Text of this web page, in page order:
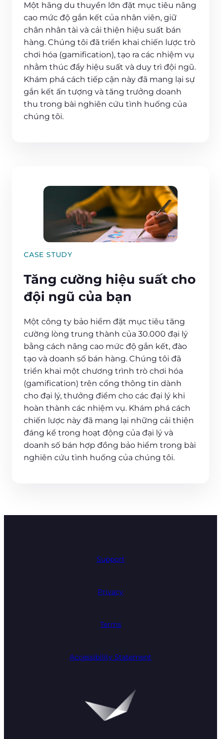
Một hãng du thuyền lớn đặt mục tiêu nâng
cao mức độ gắn kết của nhân viên, giữ
chân nhân tài và cải thiện hiệu suất bán
hàng. Chúng tôi đã triển khai chiến lược trò
chơi hóa (gamification), tạo ra các nhiệm vụ
nhằm thúc đẩy hiệu suất và duy trì đội ngũ.
Khám phá cách tiếp cận này đã mang lại sự
gắn kết ấn tượng và tăng trưởng doanh
thu trong bài nghiên cứu tình huống của
chúng tôi.
CASE STUDY
Tăng cường hiệu suất cho
đội ngũ của bạn
Một công ty bảo hiểm đặt mục tiêu tăng
cường lòng trung thành của 30.000 đại lý
bằng cách nâng cao mức độ gắn kết, đào
tạo và doanh số bán hàng. Chúng tôi đã
triển khai một chương trình trò chơi hóa
(gamification) trên cổng thông tin dành
cho đại lý, thưởng điểm cho các đại lý khi
hoàn thành các nhiệm vụ. Khám phá cách
chiến lược này đã mang lại những cải thiện
đáng kể trong hoạt động của đại lý và
doanh số bán hợp đồng bảo hiểm trong bài
nghiên cứu tình huống của chúng tôi.
Support
Privacy
Terms
Accessibility Statement